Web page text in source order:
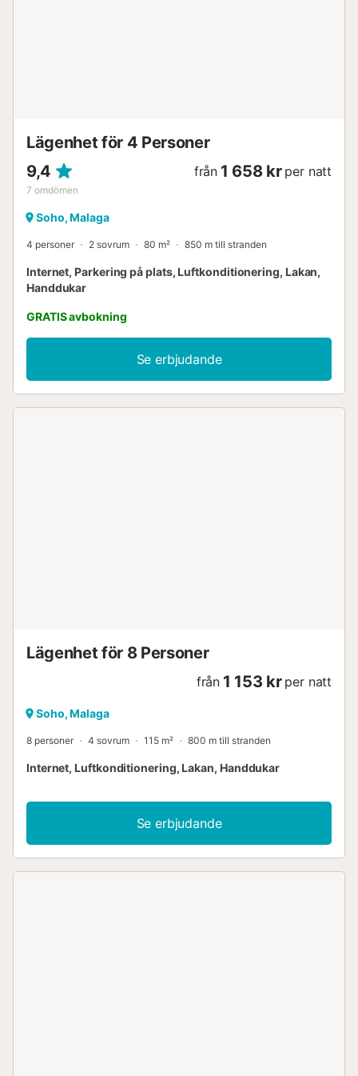
Lägenhet för 4 Personer
9,4
7 omdömen
från 1 658 kr per natt
Soho, Malaga
4 personer 2 sovrum 80 m² 850 m till stranden
Internet, Parkering på plats, Luftkonditionering, Lakan,
Handdukar
GRATIS avbokning
Se erbjudande
Lägenhet för 8 Personer
från 1 153 kr per natt
Soho, Malaga
8 personer 4 sovrum 115 m² 800 m till stranden
Internet, Luftkonditionering, Lakan, Handdukar
Se erbjudande